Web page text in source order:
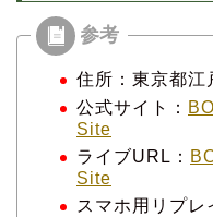
住所：東京都江
公式サイト：
Site
ライブURL：
Site
スマホ用リプレ